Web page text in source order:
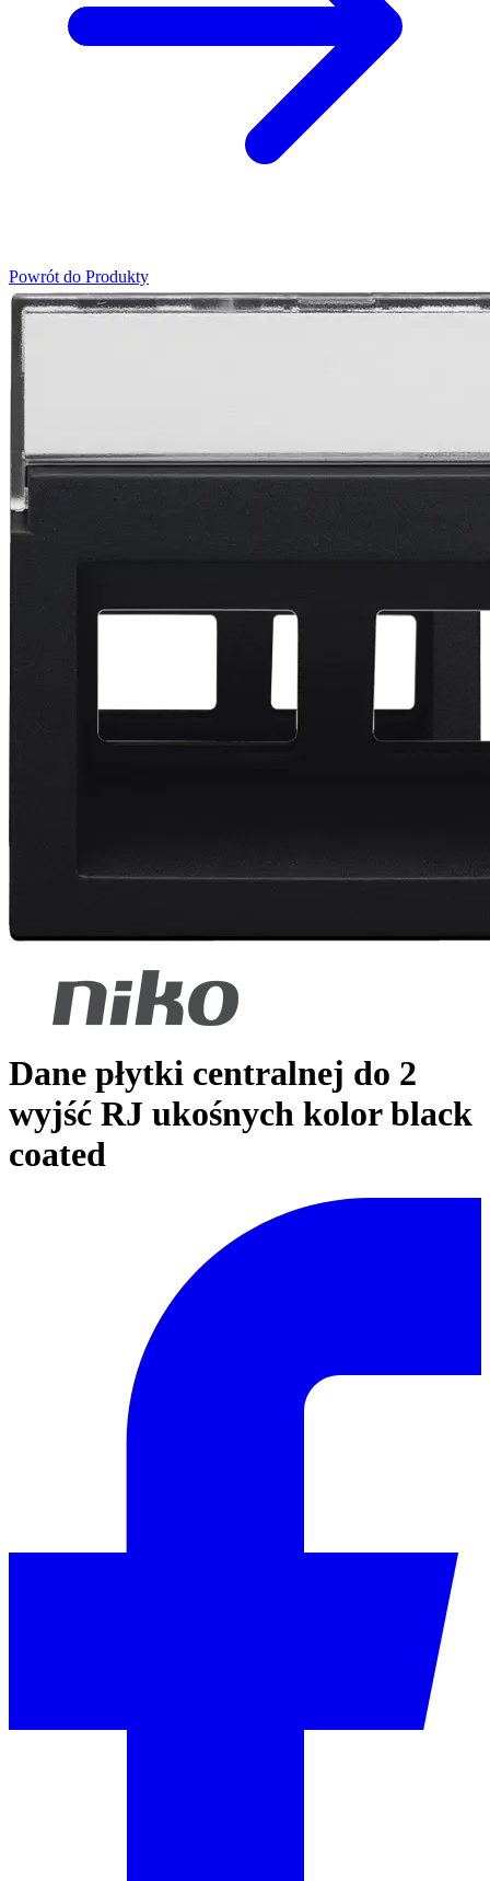
Powrót do Produkty
Dane płytki centralnej do 2
wyjść RJ ukośnych kolor black
coated